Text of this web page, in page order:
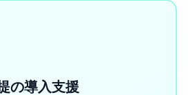
の導入支援